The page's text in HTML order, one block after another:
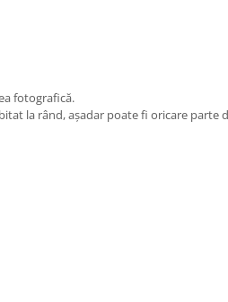
fotografică.
la rând, așadar poate fi oricare parte